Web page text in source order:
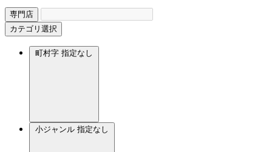
専門店
カテゴリ選択
町村字 指定なし
小ジャンル 指定なし